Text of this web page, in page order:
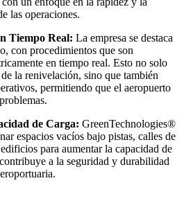
las operaciones.
Tiempo Real: La empresa se destaca
con procedimientos que son
en tiempo real. Esto no solo
la renivelación, sino que también
permitiendo que el aeropuerto
de Carga: GreenTechnologies®
espacios vacíos bajo pistas, calles de
para aumentar la capacidad de
a la seguridad y durabilidad